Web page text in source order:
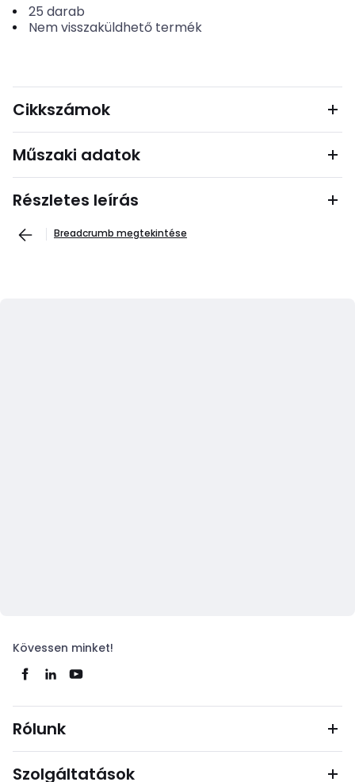
25 darab
Nem visszaküldhető termék
Cikkszámok
Műszaki adatok
Részletes leírás
Breadcrumb megtekintése
Kövessen minket!
Rólunk
Szolgáltatások